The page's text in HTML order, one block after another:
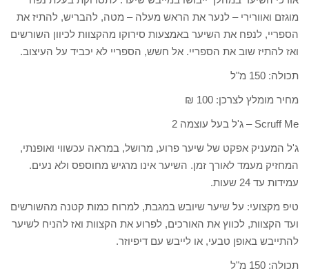
מוגזם ואוורירי – לנער את הראש מעלה – מטה, להבריש, להתיז את
הספריי, לנפח את השיער באמצעות סירוקו מהקצוות לכיוון השורשים
ואז להתיז שוב את הספריי. אל חשש, הספריי לא יכביד על העיצוב.
תכולה: 150 מ"ל
מחיר מומלץ לצרכן: 100 ₪
Scruff Me – ג'ל בעל עוצמה 2
ג'ל המעניק אפקט של שיער פרוע, מרושל, במראה עכשווי ואופנתי,
המחזיק מעמד לאורך זמן. השיער אינו מרגיש מחוספס ולא נעים.
עמידות עד 24 שעות.
טיפ מקצועי: על שיער שיובש במגבת, למרוח כמות קטנה מהשורשים
ועד הקצוות, לכווץ את האורכים, לפרוע את הקצוות ואז להניח לשיער
להתייבש באופן טבעי, או לייבש עם דיפיוזר.
תכולה: 150 מ"ל